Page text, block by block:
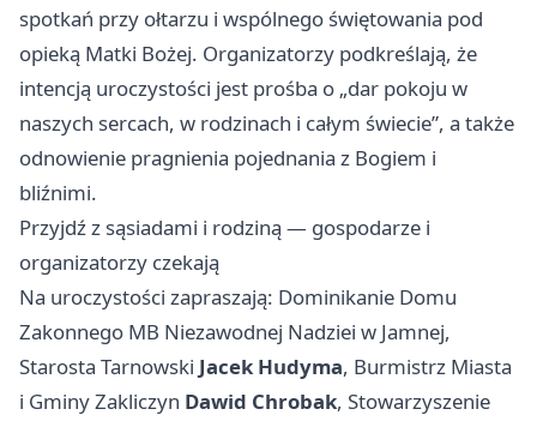
spotkań przy ołtarzu i wspólnego świętowania pod
opieką Matki Bożej. Organizatorzy podkreślają, że
intencją uroczystości jest prośba o „dar pokoju w
naszych sercach, w rodzinach i całym świecie”, a także
odnowienie pragnienia pojednania z Bogiem i
bliźnimi.
Przyjdź z sąsiadami i rodziną — gospodarze i
organizatorzy czekają
Na uroczystości zapraszają: Dominikanie Domu
Zakonnego MB Niezawodnej Nadziei w Jamnej,
Starosta Tarnowski Jacek Hudyma, Burmistrz Miasta
i Gminy Zakliczyn Dawid Chrobak, Stowarzyszenie